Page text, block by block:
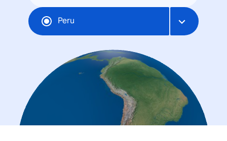
Peru